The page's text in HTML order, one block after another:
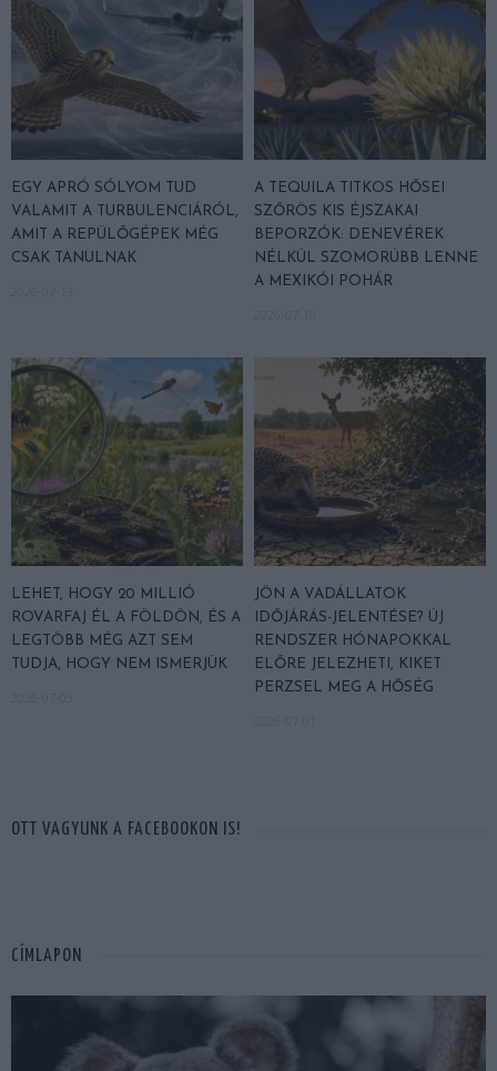
EGY APRÓ SÓLYOM TUD
VALAMIT A TURBULENCIÁRÓL,
AMIT A REPÜLŐGÉPEK MÉG
CSAK TANULNAK
A TEQUILA TITKOS HŐSEI
SZŐRÖS KIS ÉJSZAKAI
BEPORZÓK: DENEVÉREK
NÉLKÜL SZOMORÚBB LENNE
A MEXIKÓI POHÁR
LEHET, HOGY 20 MILLIÓ
ROVARFAJ ÉL A FÖLDÖN, ÉS A
LEGTÖBB MÉG AZT SEM
TUDJA, HOGY NEM ISMERJÜK
JÖN A VADÁLLATOK
IDŐJÁRÁS-JELENTÉSE? ÚJ
RENDSZER HÓNAPOKKAL
ELŐRE JELEZHETI, KIKET
PERZSEL MEG A HŐSÉG
OTT VAGYUNK A FACEBOOKON IS!
CÍMLAPON